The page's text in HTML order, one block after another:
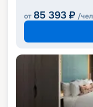
от 85 393 ₽ /чел